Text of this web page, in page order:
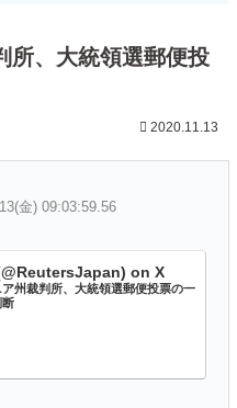
所、大統領選郵便投
2020.11.13
金) 09:03:59.56
on X
州裁判所、大統領選郵便投票の一